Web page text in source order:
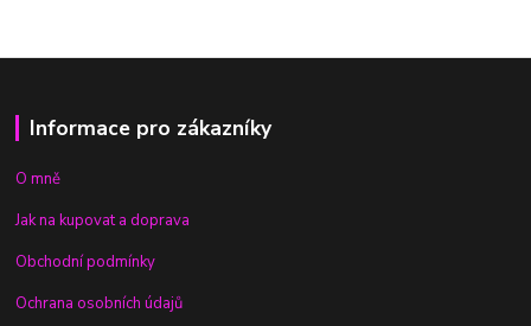
Informace pro zákazníky
O mně
Jak na kupovat a doprava
Obchodní podmínky
Ochrana osobních údajů